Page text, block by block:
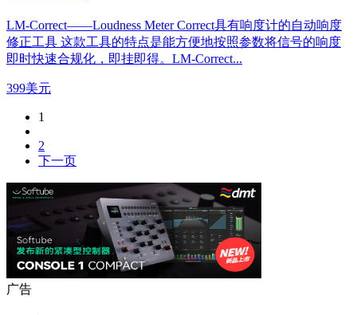
LM-Correct——Loudness Meter Correct具有响度计的自动响度
修正工具 这款工具的特点是能方便地按照参数将信号的响度
即时快速合规化，即挂即得。LM-Correct...
399美元
1
2
下一页
广告